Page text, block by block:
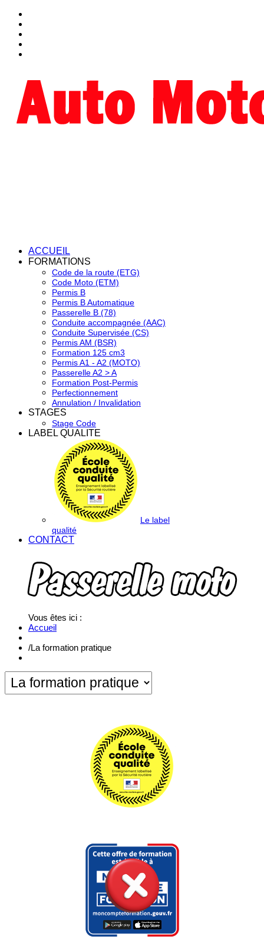
ACCUEIL
FORMATIONS
Code de la route (ETG)
Code Moto (ETM)
Permis B
Permis B Automatique
Passerelle B (78)
Conduite accompagnée (AAC)
Conduite Supervisée (CS)
Permis AM (BSR)
Formation 125 cm3
Permis A1 - A2 (MOTO)
Passerelle A2 > A
Formation Post-Permis
Perfectionnement
Annulation / Invalidation
STAGES
Stage Code
LABEL QUALITE
Le label
qualité
CONTACT
Vous êtes ici :
Accueil
/La formation pratique